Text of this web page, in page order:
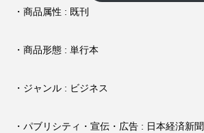
・商品属性 : 既刊
・商品形態 : 単行本
・ジャンル : ビジネス
・パブリシティ・宣伝・広告 : 日本経済新聞